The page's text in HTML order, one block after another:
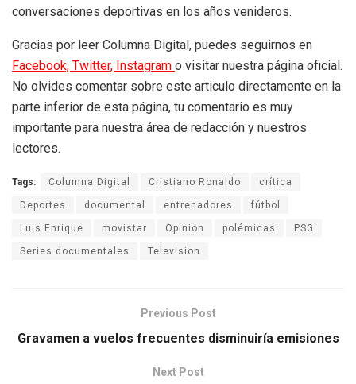
conversaciones deportivas en los años venideros.
Gracias por leer Columna Digital, puedes seguirnos en
Facebook, Twitter, Instagram o visitar nuestra página oficial.
No olvides comentar sobre este articulo directamente en la
parte inferior de esta página, tu comentario es muy
importante para nuestra área de redacción y nuestros
lectores.
Tags: Columna Digital Cristiano Ronaldo crítica
Deportes documental entrenadores fútbol
Luis Enrique movistar Opinion polémicas PSG
Series documentales Television
Previous Post
Gravamen a vuelos frecuentes disminuiría emisiones
Next Post